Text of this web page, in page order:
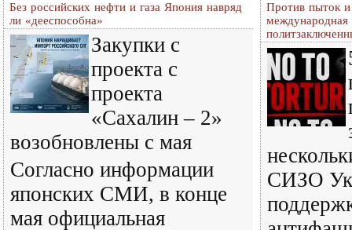
Без российских нефти и газа Япония навряд
ли «дееспособна»
Закупки с
проекта с
проекта
«Сахалин – 2»
возобновлены с мая
Согласно информации
японских СМИ, в конце
мая официальная
Против пыток и
международная
СИЗО